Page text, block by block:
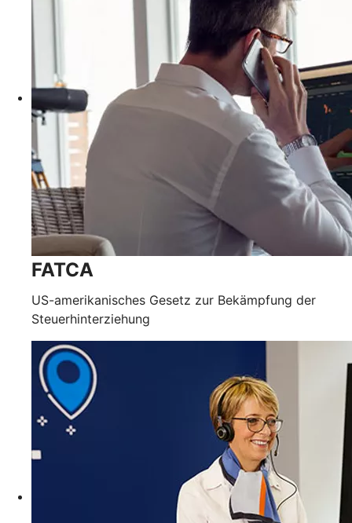
FATCA
US-amerikanisches Gesetz zur Bekämpfung der
Steuerhinterziehung